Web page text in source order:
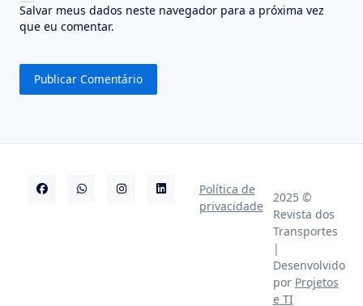
Salvar meus dados neste navegador para a próxima vez
que eu comentar.
Política de
privacidade
2025 ©
Revista dos
Transportes
|
Desenvolvido
por Projetos
e TI